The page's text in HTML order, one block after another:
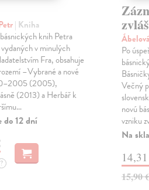
| Kniha
knih Petra
v minulých
Fra, obsahuje
–Vybrané a nové
(2005),
(2013) a Herbář k
do 12 dní
?
Po
Večný
novú
vzniku
Na
15,90